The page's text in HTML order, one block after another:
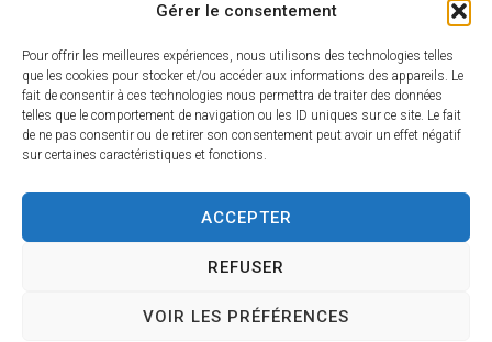
Gérer le consentement
Pour offrir les meilleures expériences, nous utilisons des technologies telles
que les cookies pour stocker et/ou accéder aux informations des appareils. Le
fait de consentir à ces technologies nous permettra de traiter des données
telles que le comportement de navigation ou les ID uniques sur ce site. Le fait
de ne pas consentir ou de retirer son consentement peut avoir un effet négatif
sur certaines caractéristiques et fonctions.
ACCEPTER
REFUSER
VOIR LES PRÉFÉRENCES
9h – 12h
Samedi :
9h – 12h (Uniquement le 1er samedi du mois)
Accessibilité
Mentions légales
Confidentialité